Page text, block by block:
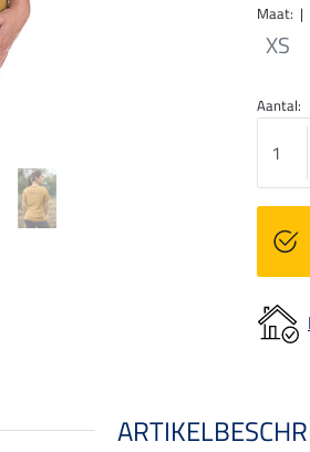
Maat: |
XS
Aantal: